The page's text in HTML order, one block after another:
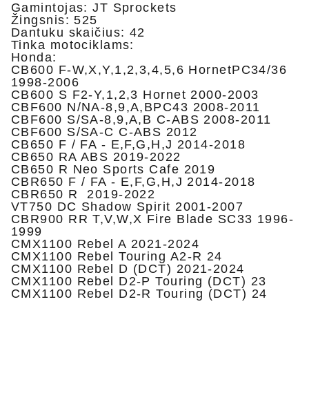
Gamintojas: JT Sprockets
Žingsnis: 525
Dantuku skaičius: 42
Tinka motociklams:
Honda:
CB600 F-W,X,Y,1,2,3,4,5,6 HornetPC34/36
1998-2006
CB600 S F2-Y,1,2,3 Hornet 2000-2003
CBF600 N/NA-8,9,A,BPC43 2008-2011
CBF600 S/SA-8,9,A,B C-ABS 2008-2011
CBF600 S/SA-C C-ABS 2012
CB650 F / FA - E,F,G,H,J 2014-2018
CB650 RA ABS 2019-2022
CB650 R Neo Sports Cafe 2019
CBR650 F / FA - E,F,G,H,J 2014-2018
CBR650 R 2019-2022
VT750 DC Shadow Spirit 2001-2007
CBR900 RR T,V,W,X Fire Blade SC33 1996-
1999
CMX1100 Rebel A 2021-2024
CMX1100 Rebel Touring A2-R 24
CMX1100 Rebel D (DCT) 2021-2024
CMX1100 Rebel D2-P Touring (DCT) 23
CMX1100 Rebel D2-R Touring (DCT) 24